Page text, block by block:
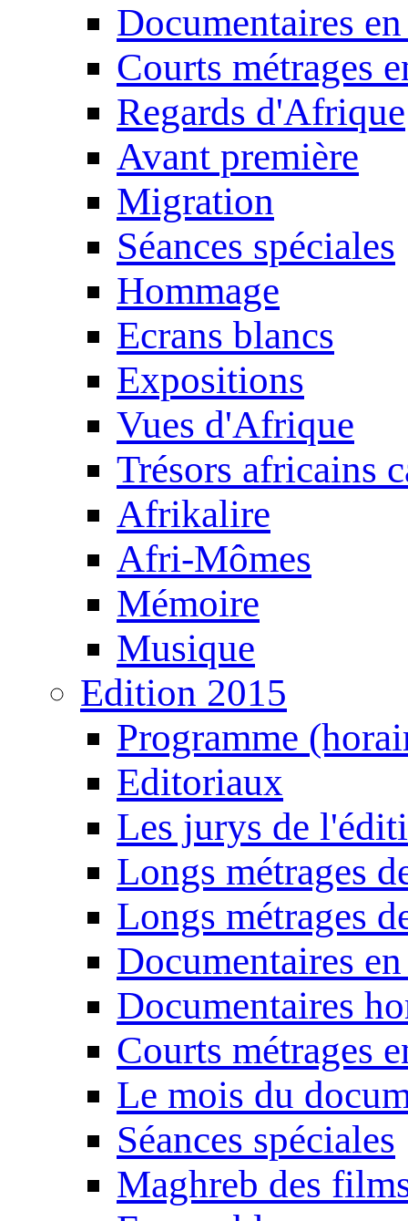
Documentaires
Courts métrages
Regards d'Afrique
Avant première
Migration
Séances spéciales
Hommage
Ecrans blancs
Expositions
Vues d'Afrique
Trésors africains
Afrikalire
Afri-Mômes
Mémoire
Musique
Edition 2015
Programme
Editoriaux
Les jurys de
Longs métrages
Longs métrages
Documentaires
Documentaires
Courts métrages
Le mois du
Séances spéciales
Maghreb des